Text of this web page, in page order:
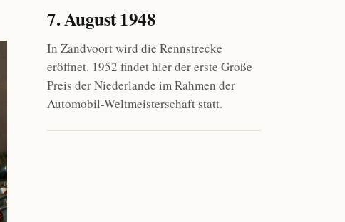
7. August 1948
In Zandvoort wird die Rennstrecke
eröffnet. 1952 findet hier der erste Große
Preis der Niederlande im Rahmen der
Automobil-Weltmeisterschaft statt.